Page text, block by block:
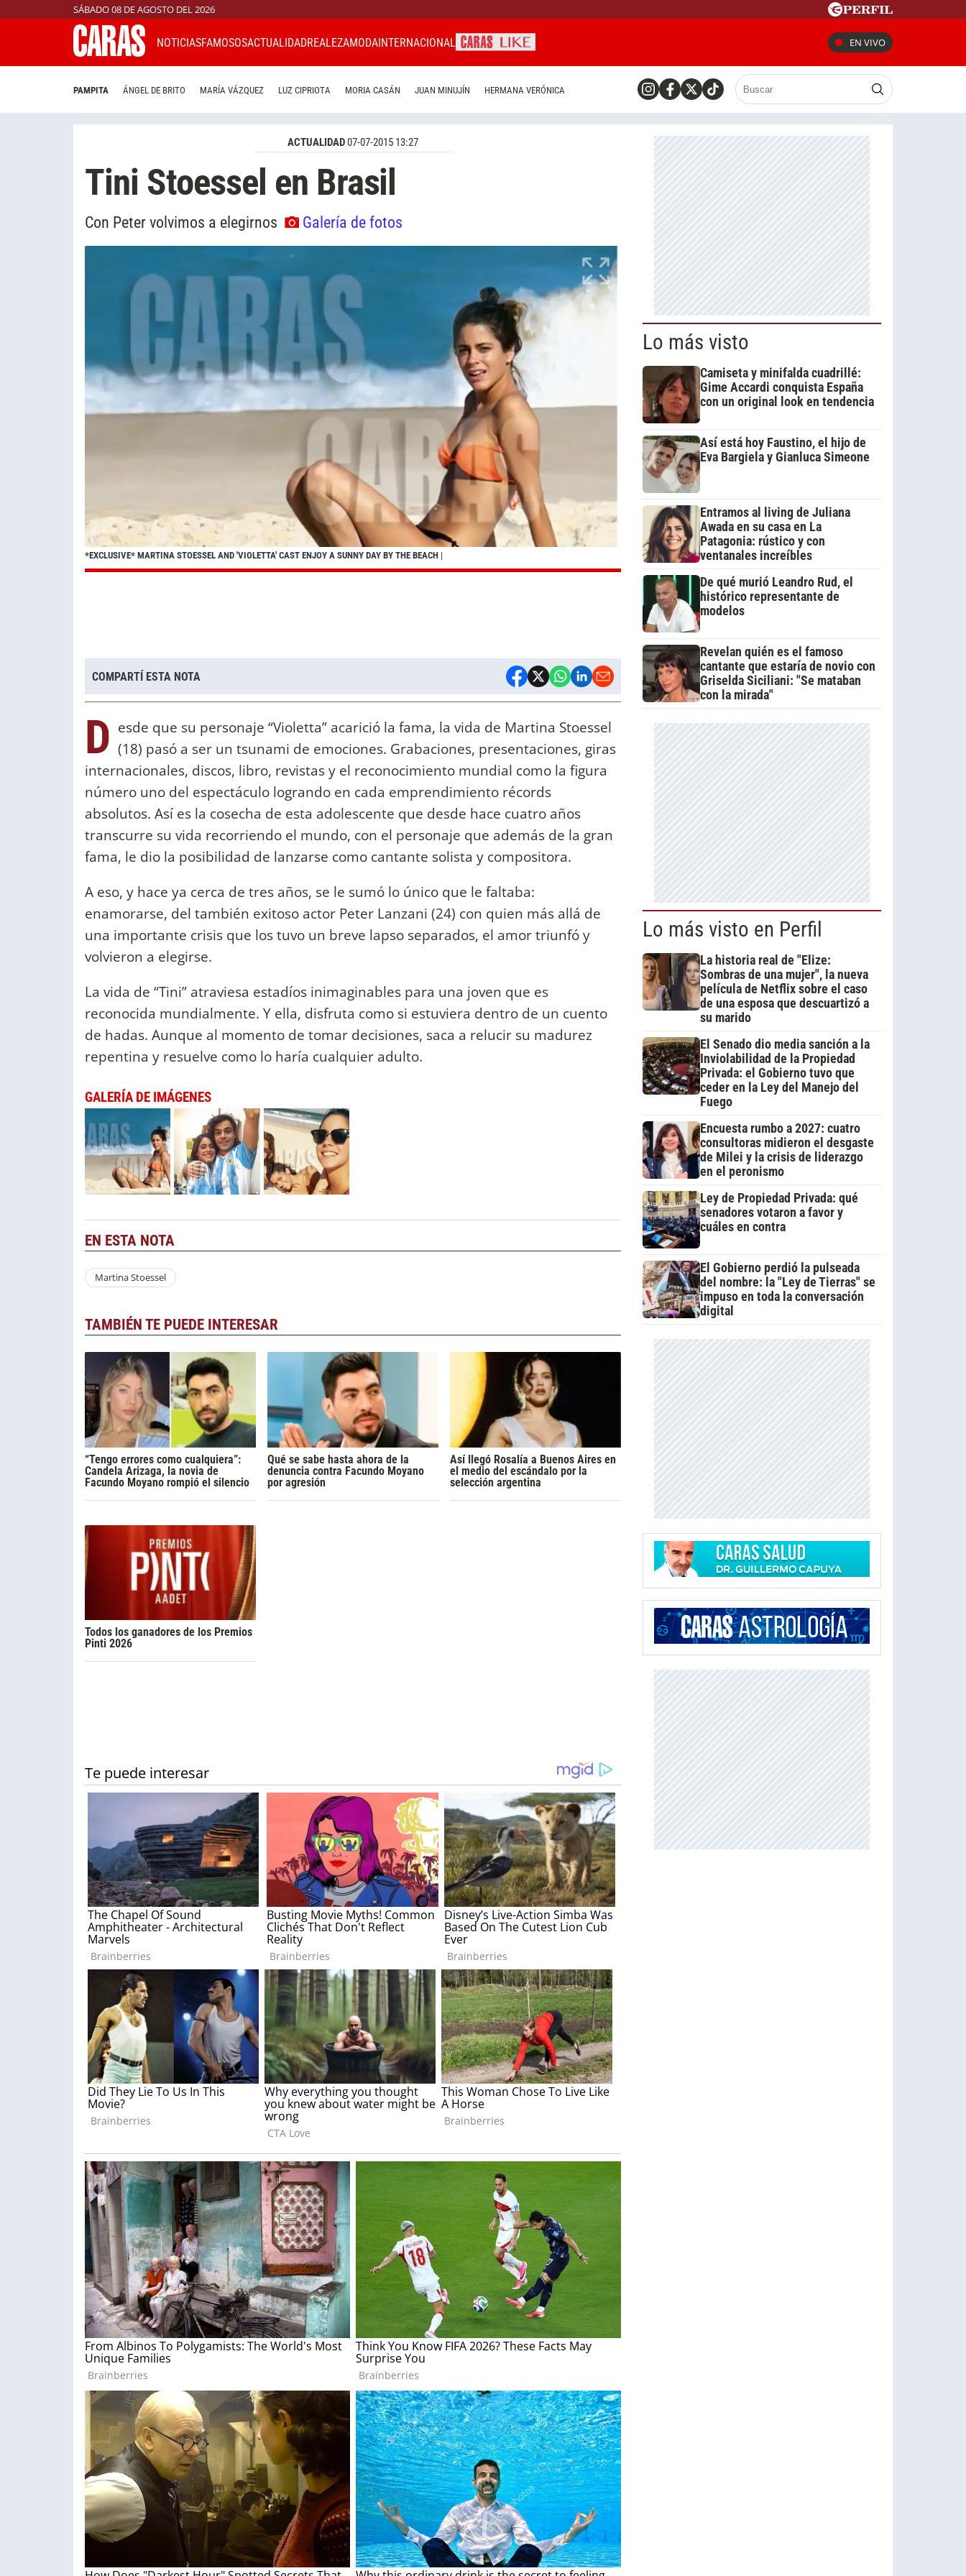
SÁBADO 08 DE AGOSTO DEL 2026
NOTICIASFAMOSOSACTUALIDADREALEZAMODAINTERNACIONAL EN VIVO
PAMPITA ÁNGEL DE BRITO MARÍA VÁZQUEZ LUZ CIPRIOTA MORIA CASÁN JUAN MINUJÍN HERMANA VERÓNICA
ACTUALIDAD07-07-2015 13:27
Tini Stoessel en Brasil
Con Peter volvimos a elegirnos Galería de fotos
*EXCLUSIVE* MARTINA STOESSEL AND 'VIOLETTA' CAST ENJOY A SUNNY DAY BY THE BEACH |
COMPARTÍ ESTA NOTA
D esde que su personaje “Violetta” acarició la fama, la vida de Martina Stoessel
(18) pasó a ser un tsunami de emociones. Grabaciones, presentaciones, giras
internacionales, discos, libro, revistas y el reconocimiento mundial como la figura
número uno del espectáculo logrando en cada emprendimiento récords
absolutos. Así es la cosecha de esta adolescente que desde hace cuatro años
transcurre su vida recorriendo el mundo, con el personaje que además de la gran
fama, le dio la posibilidad de lanzarse como cantante solista y compositora.
A eso, y hace ya cerca de tres años, se le sumó lo único que le faltaba:
enamorarse, del también exitoso actor Peter Lanzani (24) con quien más allá de
una importante crisis que los tuvo un breve lapso separados, el amor triunfó y
volvieron a elegirse.
La vida de “Tini” atraviesa estadíos inimaginables para una joven que es
reconocida mundialmente. Y ella, disfruta como si estuviera dentro de un cuento
de hadas. Aunque al momento de tomar decisiones, saca a relucir su madurez
repentina y resuelve como lo haría cualquier adulto.
GALERÍA DE IMÁGENES
EN ESTA NOTA
Martina Stoessel
TAMBIÉN TE PUEDE INTERESAR
“Tengo errores como cualquiera”:
Candela Arizaga, la novia de
Facundo Moyano rompió el silencio
Qué se sabe hasta ahora de la
denuncia contra Facundo Moyano
por agresión
Así llegó Rosalía a Buenos Aires en
el medio del escándalo por la
selección argentina
Todos los ganadores de los Premios
Pinti 2026
Lo más visto
Camiseta y minifalda cuadrillé:
Gime Accardi conquista España
con un original look en tendencia
Así está hoy Faustino, el hijo de
Eva Bargiela y Gianluca Simeone
Entramos al living de Juliana
Awada en su casa en La
Patagonia: rústico y con
ventanales increíbles
De qué murió Leandro Rud, el
histórico representante de
modelos
Revelan quién es el famoso
cantante que estaría de novio con
Griselda Siciliani: "Se mataban
con la mirada"
Lo más visto en Perfil
La historia real de "Elize:
Sombras de una mujer", la nueva
película de Netflix sobre el caso
de una esposa que descuartizó a
su marido
El Senado dio media sanción a la
Inviolabilidad de la Propiedad
Privada: el Gobierno tuvo que
ceder en la Ley del Manejo del
Fuego
Encuesta rumbo a 2027: cuatro
consultoras midieron el desgaste
de Milei y la crisis de liderazgo
en el peronismo
Ley de Propiedad Privada: qué
senadores votaron a favor y
cuáles en contra
El Gobierno perdió la pulseada
del nombre: la "Ley de Tierras" se
impuso en toda la conversación
digital